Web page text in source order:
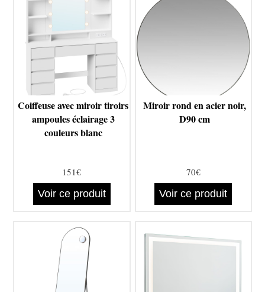
Coiffeuse avec miroir tiroirs
ampoules éclairage 3
couleurs blanc
151€
Voir ce produit
Miroir rond en acier noir,
D90 cm
70€
Voir ce produit